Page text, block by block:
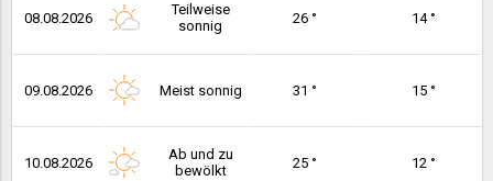
08.08.2026
Teilweise
sonnig
26 ° 14 °
09.08.2026 Meist sonnig 31 ° 15 °
10.08.2026
Ab und zu
bewölkt
25 ° 12 °